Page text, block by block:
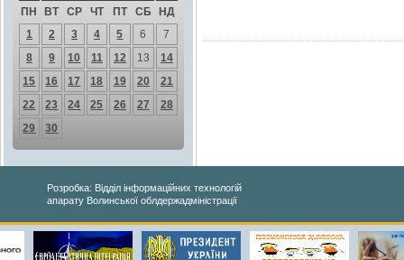
ПН ВТ СР ЧТ ПТ СБ
НД
1
2 3 4 5 6
7
8
9 10 11 12 13
14
15
16 17 18 19 20
21
22
23 24 25 26 27
28
29
30
Розробка: Відділ інформаційних технологій
апарату Волинської облдержадміністрації